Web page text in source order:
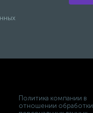
Политика компании в
отношении обработки